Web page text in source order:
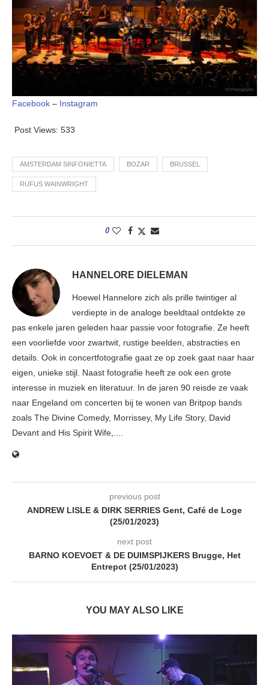
Facebook – Instagram
Post Views: 533
AMSTERDAM SINFONIETTA BOZAR BRUSSEL
RUFUS WAINWRIGHT
0
HANNELORE DIELEMAN
Hoewel Hannelore zich als prille twintiger al
verdiepte in de analoge beeldtaal ontdekte ze
pas enkele jaren geleden haar passie voor fotografie. Ze heeft
een voorliefde voor zwartwit, rustige beelden, abstracties en
details. Ook in concertfotografie gaat ze op zoek gaat naar haar
eigen, unieke stijl. Naast fotografie heeft ze ook een grote
interesse in muziek en literatuur. In de jaren 90 reisde ze vaak
naar Engeland om concerten bij te wonen van Britpop bands
zoals The Divine Comedy, Morrissey, My Life Story, David
Devant and His Spirit Wife,....
previous post
ANDREW LISLE & DIRK SERRIES Gent, Café de Loge
(25/01/2023)
next post
BARNO KOEVOET & DE DUIMSPIJKERS Brugge, Het
Entrepot (25/01/2023)
YOU MAY ALSO LIKE